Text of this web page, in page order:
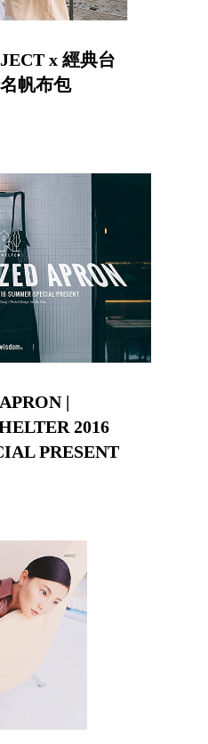
x 經典台
帆布包
|
2016
PRESENT